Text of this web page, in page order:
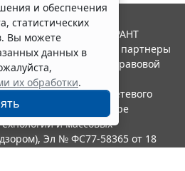
и обеспечения
статистических
Вы можете
данных в
их обработки.
2026. Система ГАРАНТ
Компания "Гарант" и ее партнеры
ассоциации правовой
в качестве сетевого
по надзору в сфере
и массовых
Эл № ФС77-58365 от 18